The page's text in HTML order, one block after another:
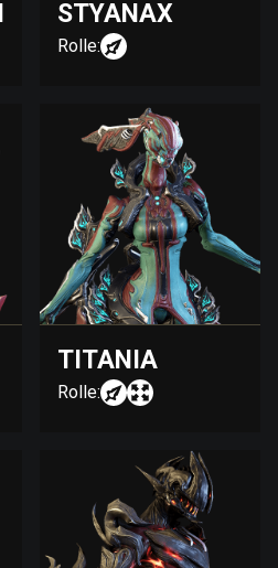
STYANAX
Rolle:
TITANIA
Rolle: